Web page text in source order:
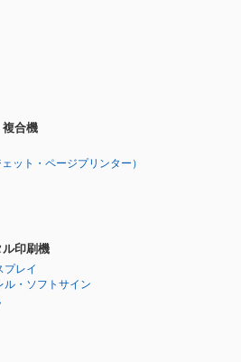
複合機
ェット・ページプリンター）
印刷機
プレイ
ル・ソフトサイン